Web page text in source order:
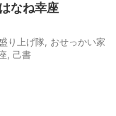
なね幸座
り上げ隊, おせっかい家
, 己書